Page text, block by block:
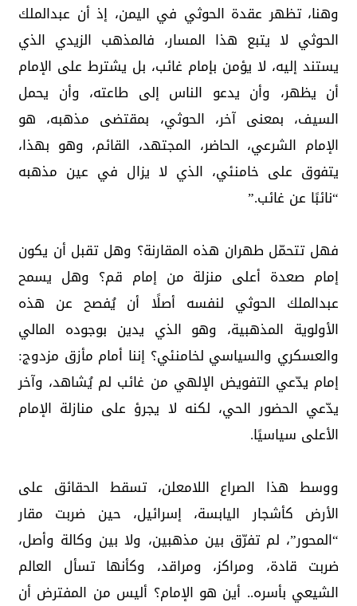
وهنا، تظهر عقدة الحوثي في اليمن، إذ أن عبدالملك
الحوثي لا يتبع هذا المسار، فالمذهب الزيدي الذي
يستند إليه، لا يؤمن بإمام غائب، بل يشترط على الإمام
أن يظهر، وأن يدعو الناس إلى طاعته، وأن يحمل
السيف، بمعنى آخر، الحوثي، بمقتضى مذهبه، هو
الإمام الشرعي، الحاضر، المجتهد، القائم، وهو بهذا،
يتفوق على خامنئي، الذي لا يزال في عين مذهبه
“نائبًا عن غائب.”
فهل تتحمّل طهران هذه المقارنة؟ وهل تقبل أن يكون
إمام صعدة أعلى منزلة من إمام قم؟ وهل يسمح
عبدالملك الحوثي لنفسه أصلًا أن يُفصح عن هذه
الأولوية المذهبية، وهو الذي يدين بوجوده المالي
والعسكري والسياسي لخامنئي؟ إننا أمام مأزق مزدوج:
إمام يدّعي التفويض الإلهي من غائب لم يُشاهد، وآخر
يدّعي الحضور الحي، لكنه لا يجرؤ على منازلة الإمام
الأعلى سياسيًا.
ووسط هذا الصراع اللامعلن، تسقط الحقائق على
الأرض كأشجار اليابسة، إسرائيل، حين ضربت مقار
“المحور”، لم تفرّق بين مذهبين، ولا بين وكالة وأصل،
ضربت قادة، ومراكز، ومراقد، وكأنها تسأل العالم
الشيعي بأسره.. أين هو الإمام؟ أليس من المفترض أن